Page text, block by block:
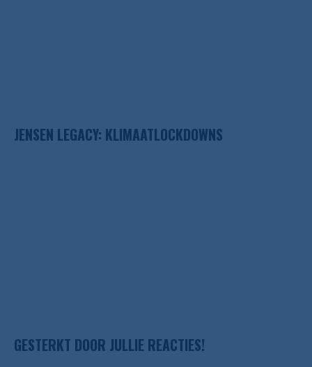
JENSEN LEGACY: KLIMAATLOCKDOWNS
GESTERKT DOOR JULLIE REACTIES!